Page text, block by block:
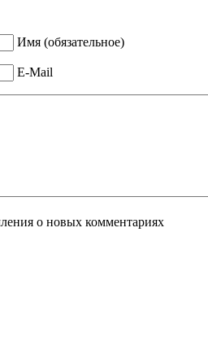
Имя (обязательное)
E-Mail
о новых комментариях